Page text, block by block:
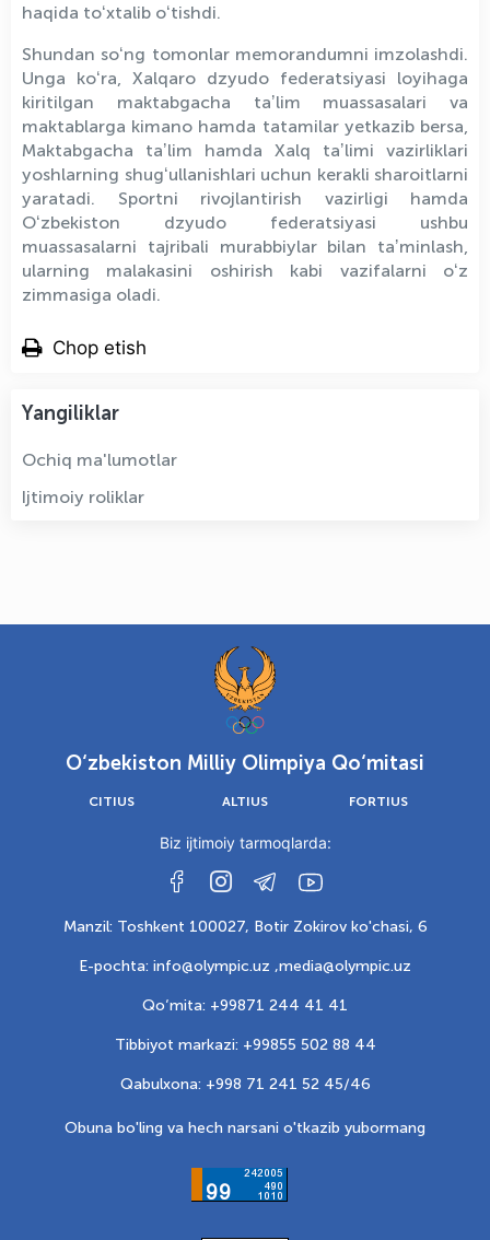
haqida toʻxtalib oʻtishdi.
Shundan soʻng tomonlar memorandumni imzolashdi.
Unga koʻra, Xalqaro dzyudo federatsiyasi loyihaga
kiritilgan maktabgacha taʼlim muassasalari va
maktablarga kimano hamda tatamilar yetkazib bersa,
Maktabgacha taʼlim hamda Xalq taʼlimi vazirliklari
yoshlarning shugʻullanishlari uchun kerakli sharoitlarni
yaratadi. Sportni rivojlantirish vazirligi hamda
Oʻzbekiston dzyudo federatsiyasi ushbu
muassasalarni tajribali murabbiylar bilan taʼminlash,
ularning malakasini oshirish kabi vazifalarni oʻz
zimmasiga oladi.
Chop etish
Yangiliklar
Ochiq ma'lumotlar
Ijtimoiy roliklar
O‘zbekiston Milliy Olimpiya Qo‘mitasi
CITIUS ALTIUS FORTIUS
Biz ijtimoiy tarmoqlarda:
Manzil: Toshkent 100027, Botir Zokirov ko'chasi, 6
E-pochta: info@olympic.uz ,media@olympic.uz
Qo‘mita: +99871 244 41 41
Tibbiyot markazi: +99855 502 88 44
Qabulxona: +998 71 241 52 45/46
Obuna bo'ling va hech narsani o'tkazib yubormang